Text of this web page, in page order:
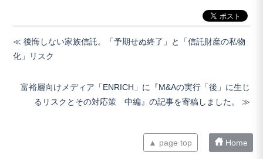
後悔しない家族信託。「予期せぬ終了」と「信託財産の私物
化」リスク
富裕層向けメディア「ENRICH」に『M&Aの実行「後」に生じ
るリスクとその対応策 中編』の記事を寄稿しました。
▲ page top Home